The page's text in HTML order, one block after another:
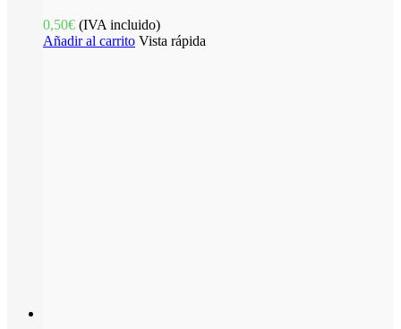
0,50€ (IVA incluido)
Añadir al carrito Vista rápida